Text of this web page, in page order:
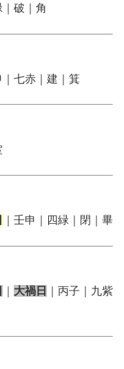
｜破｜角
｜七赤｜建｜箕
｜壬申｜四緑｜閉｜畢
大禍日
｜丙子｜九紫